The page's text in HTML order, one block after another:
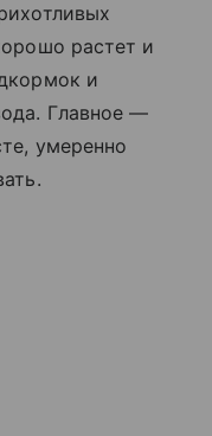
растет и
и
Главное —
умеренно